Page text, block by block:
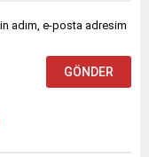
adım, e-posta adresim